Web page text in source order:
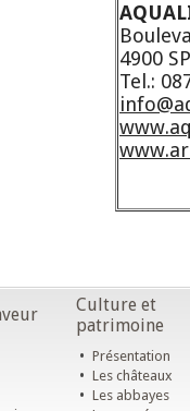
4900
Tel.:
Culture et
patrimoine
• Présentation
• Les châteaux
• Les abbayes